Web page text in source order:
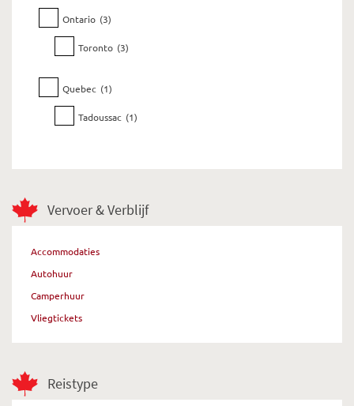
Ontario (3)
Toronto (3)
Quebec (1)
Tadoussac (1)
Vervoer & Verblijf
Accommodaties
Autohuur
Camperhuur
Vliegtickets
Reistype